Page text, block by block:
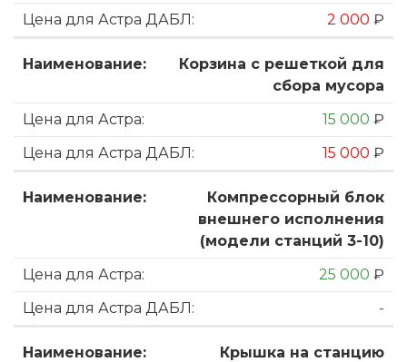
2 000 ₽
Корзина с решеткой для
сбора мусора
15 000 ₽
15 000 ₽
Компрессорный блок
внешнего исполнения
(модели станций 3-10)
25 000 ₽
-
Крышка на станцию